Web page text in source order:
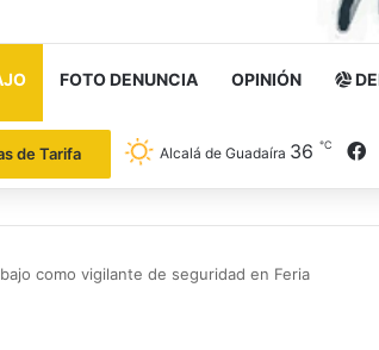
FOTO DENUNCIA OPINIÓN
de Tarifa Alcalá de Guadaíra 36 ℃
como vigilante de seguridad en Feria